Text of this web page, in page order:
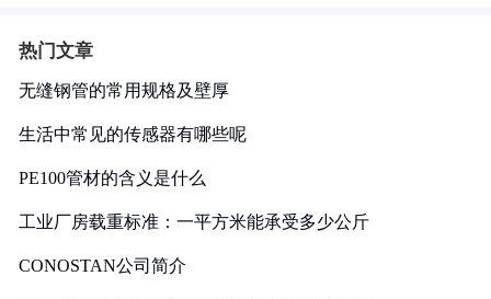
热门文章
无缝钢管的常用规格及壁厚
生活中常见的传感器有哪些呢
PE100管材的含义是什么
工业厂房载重标准：一平方米能承受多少公斤
CONOSTAN公司简介